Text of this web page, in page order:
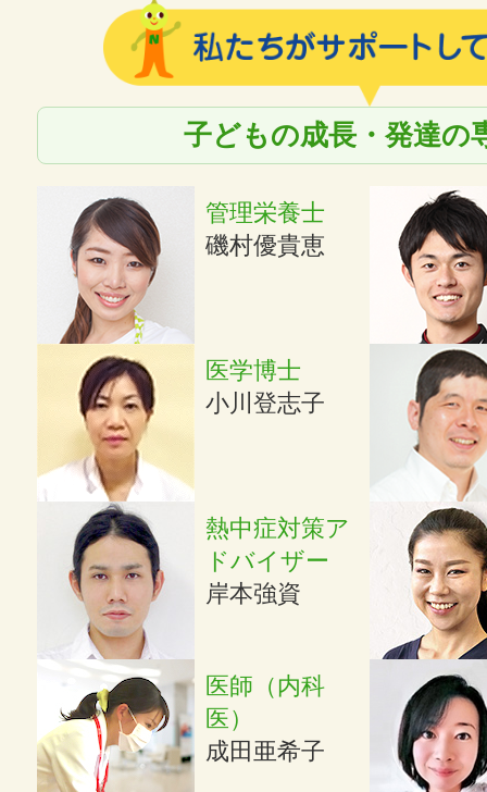
子どもの成長・発達の
管理栄養士
磯村優貴恵
医学博士
小川登志子
熱中症対策ア
ドバイザー
岸本強資
医師（内科
医）
成田亜希子